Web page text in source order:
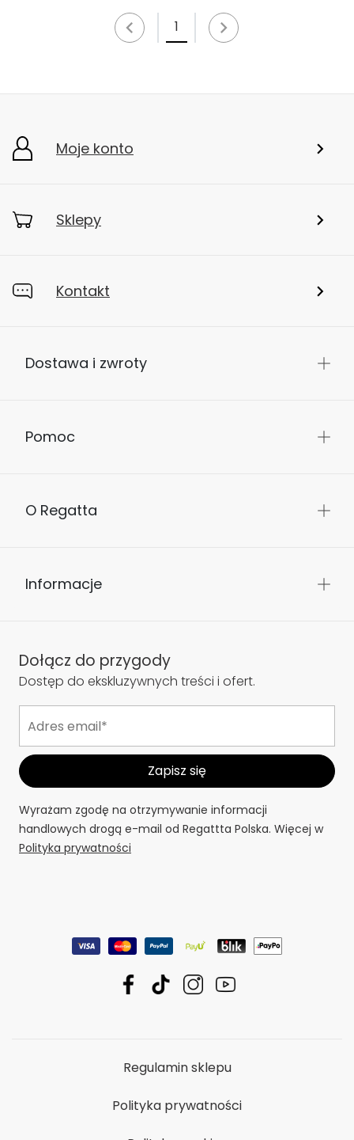
1
Moje konto
Sklepy
Kontakt
Dostawa i zwroty
Pomoc
O Regatta
Informacje
Dołącz do przygody
Dostęp do ekskluzywnych treści i ofert.
Wyrażam zgodę na otrzymywanie informacji
handlowych drogą e-mail od Regattta Polska. Więcej w
Polityka prywatności
Regulamin sklepu
Polityka prywatności